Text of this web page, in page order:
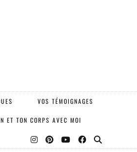
VOS TÉMOIGNAGES
ET TON CORPS AVEC MOI